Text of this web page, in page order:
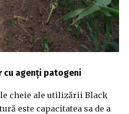
cu agenți patogeni
cheie ale utilizării Black
este capacitatea sa de a